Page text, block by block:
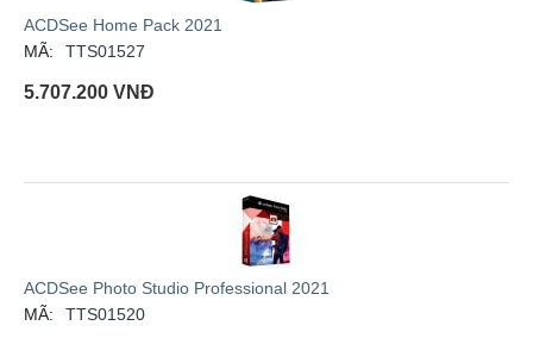
ACDSee Home Pack 2021
MÃ:
TTS01527
5.707.200 VNĐ
ACDSee Photo Studio Professional 2021
MÃ:
TTS01520